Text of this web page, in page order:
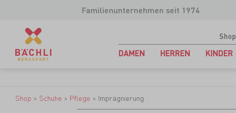
Familienunternehmen seit 1974
Shop
DAMEN HERREN KINDER
Shop > Schuhe > Pflege > Imprägnierung